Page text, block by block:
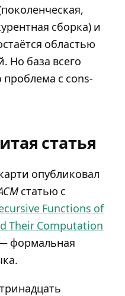
сборка) и
областью
Но база всего
с cons-
статья
опубликовал
статью с
Functions of
Their Computation
формальная